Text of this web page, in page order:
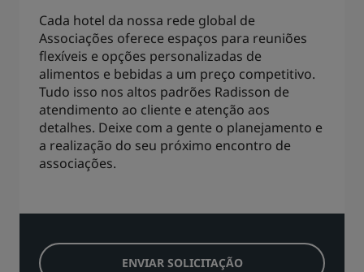
Cada hotel da nossa rede global de
Associações oferece espaços para reuniões
flexíveis e opções personalizadas de
alimentos e bebidas a um preço competitivo.
Tudo isso nos altos padrões Radisson de
atendimento ao cliente e atenção aos
detalhes. Deixe com a gente o planejamento e
a realização do seu próximo encontro de
associações.
ENVIAR SOLICITAÇÃO